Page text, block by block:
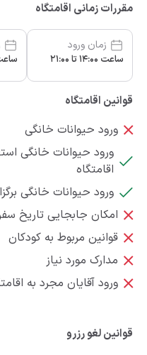
مقررات زمانی اقامتگاه
زمان ورود
ساعت 14:00 تا 21:00 ساعت 6:00
قوانین اقامتگاه
ورود حیوانات خانگی
ورود حیوانات خانگی
اقامتگاه
ورود حیوانات خانگی
امکان جابجایی تاریخ
قوانین مربوط به کودکان
مدارک مورد نیاز
ورود آقایان مجرد به
قوانین لغو رزرو